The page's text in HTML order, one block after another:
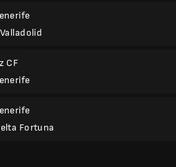
CF
Fortuna